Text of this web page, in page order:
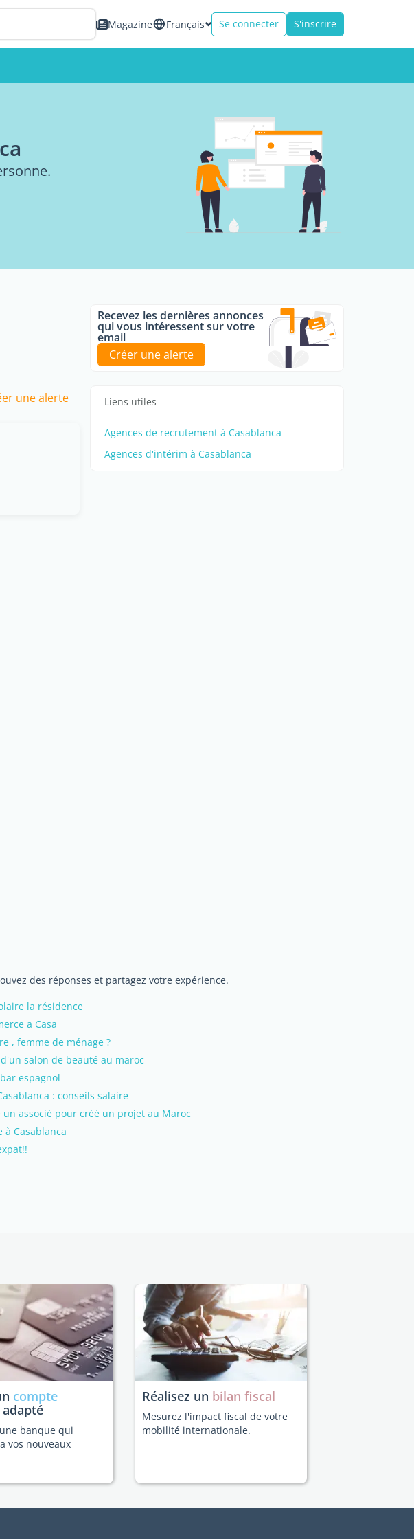
Magazine Français Se connecter S'inscrire
une alerte
Recevez les dernières annonces
qui vous intéressent sur votre
email
Créer une alerte
Liens utiles
Agences de recrutement à Casablanca
Agences d'intérim à Casablanca
des réponses et partagez votre expérience.
la résidence
a Casa
, femme de ménage ?
salon de beauté au maroc
espagnol
: conseils salaire
un associé pour créé un projet au Maroc
à Casablanca
compte
adapté
banque qui
vos nouveaux
Réalisez un bilan fiscal
Mesurez l'impact fiscal de votre
mobilité internationale.